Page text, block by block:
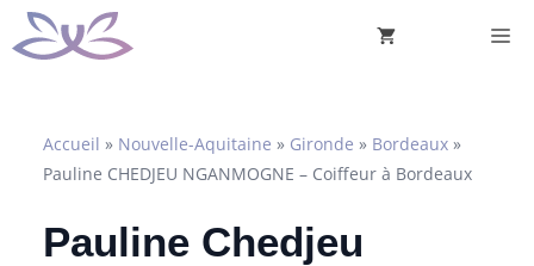
Aller
au
Accueil » Nouvelle-Aquitaine » Gironde » Bordeaux »
Pauline CHEDJEU NGANMOGNE – Coiffeur à Bordeaux
Pauline Chedjeu